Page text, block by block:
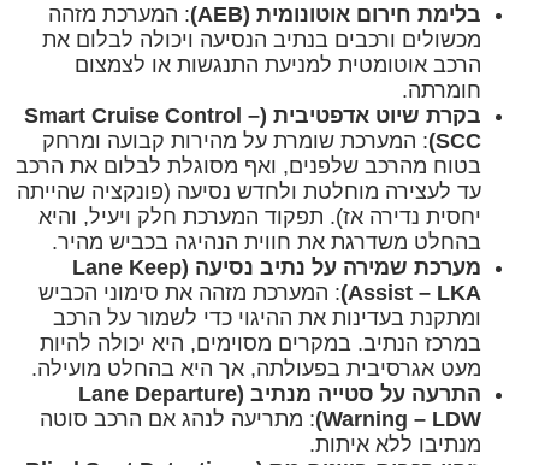
בלימת חירום אוטונומית (AEB)
: המערכת מזהה
מכשולים ורכבים בנתיב הנסיעה ויכולה לבלום את
הרכב אוטומטית למניעת התנגשות או לצמצום
חומרתה.
בקרת שיוט אדפטיבית (Smart Cruise Control –
SCC) : המערכת שומרת על מהירות קבועה ומרחק
בטוח מהרכב שלפנים, ואף מסוגלת לבלום את הרכב
עד לעצירה מוחלטת ולחדש נסיעה (פונקציה שהייתה
יחסית נדירה אז). תפקוד המערכת חלק ויעיל, והיא
בהחלט משדרגת את חווית הנהיגה בכביש מהיר.
מערכת שמירה על נתיב נסיעה (Lane Keep
Assist – LKA) : המערכת מזהה את סימוני הכביש
ומתקנת בעדינות את ההיגוי כדי לשמור על הרכב
במרכז הנתיב. במקרים מסוימים, היא יכולה להיות
מעט אגרסיבית בפעולתה, אך היא בהחלט מועילה.
התרעה על סטייה מנתיב (Lane Departure
Warning – LDW) : מתריעה לנהג אם הרכב סוטה
מנתיבו ללא איתות.